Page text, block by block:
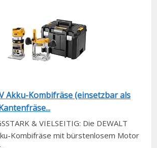
Akku-Kombifräse (einsetzbar als
& VIELSEITIG: Die DEWALT
Kombifräse mit bürstenlosem Motor